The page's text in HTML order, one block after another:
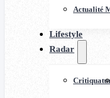
Actualité
Lifestyle
Radar